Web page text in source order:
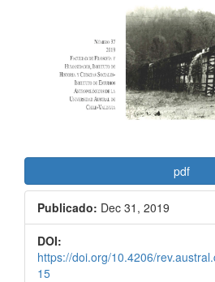
pdf
Publicado: Dec 31, 2019
DOI:
https://doi.org/10.4206/
15